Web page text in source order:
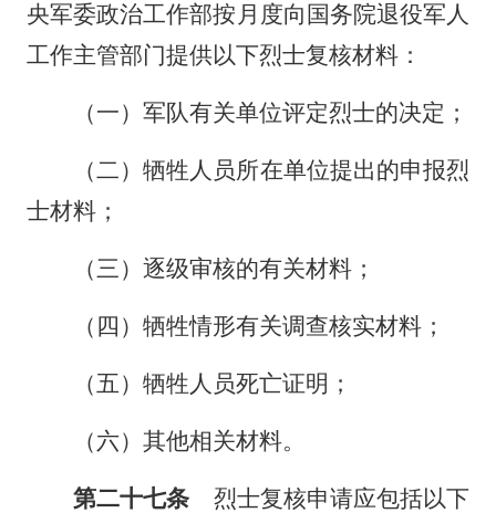
央军委政治工作部按月度向国务院退役军人
工作主管部门提供以下烈士复核材料：
（一）军队有关单位评定烈士的决定；
（二）牺牲人员所在单位提出的申报烈
士材料；
（三）逐级审核的有关材料；
（四）牺牲情形有关调查核实材料；
（五）牺牲人员死亡证明；
（六）其他相关材料。
第二十七条 烈士复核申请应包括以下